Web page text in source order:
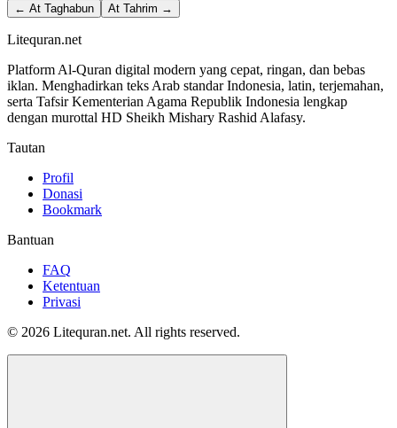
← At Taghabun At Tahrim →
Litequran.net
Platform Al-Quran digital modern yang cepat, ringan, dan bebas
iklan. Menghadirkan teks Arab standar Indonesia, latin, terjemahan,
serta Tafsir Kementerian Agama Republik Indonesia lengkap
dengan murottal HD Sheikh Mishary Rashid Alafasy.
Tautan
Profil
Donasi
Bookmark
Bantuan
FAQ
Ketentuan
Privasi
© 2026 Litequran.net. All rights reserved.